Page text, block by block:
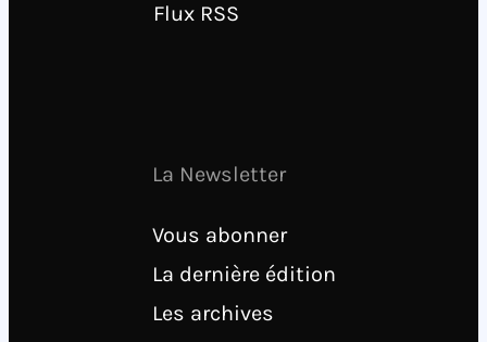
Flux RSS
La Newsletter
Vous abonner
La dernière édition
Les archives